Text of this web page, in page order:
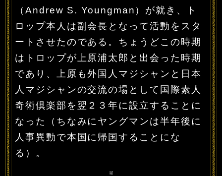
（Andrew S. Youngman）が就き、ト
ロップ本人は副会長となって活動をスタ
ートさせたのである。ちょうどこの時期
はトロップが上原浦太郎と出会った時期
であり、上原も外国人マジシャンと日本
人マジシャンの交流の場として国際素人
奇術倶楽部を翌２３年に設立することに
なった（ちなみにヤングマンは半年後に
人事異動で本国に帰国することにな
る）。